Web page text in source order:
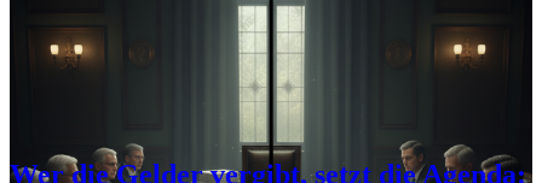
Wer die Gelder vergibt, setzt die Agenda: